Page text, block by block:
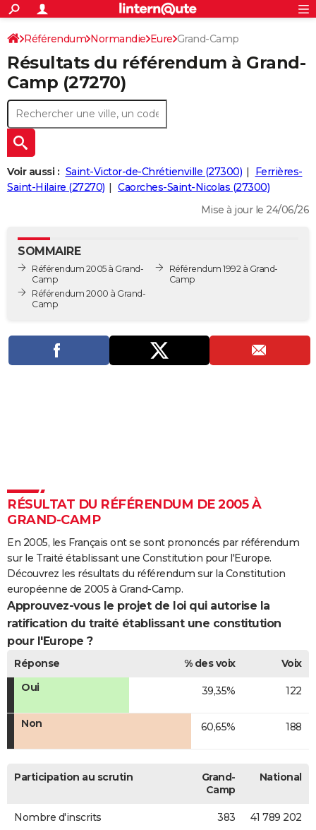
ACTUALITÉS
Politique
Société
Faits Divers
Education
Monde
Villes
+
SPORT
Coupe du monde 2026
Football
Tennis
Cyclisme
Rugby
Forum
Programme TV
TNT
Streaming
Cinéma
Sorties cinéma
Musique
+
FINANCE
Retraite
Impôts
Epargne
Immobilier
Risques naturels par ville
Banque
Assurance
Crédit
AUTO
Essais
Réserver un essai
Citadines
Berlines
SUV
Forum auto
+
HIGH-TECH
Mobiles
Meilleur smartphone
Internet
Ordinateurs
Jeux vidéo
Guide high-tech
+
BRICOLAGE
Guides de France
Escapades
Patrimoine
Expositions
Musées
Week-end nature
LIFESTYLE
Art de vivre
Bien-être
Loisirs
ModeModes de vie
SANTE
Alimentation
Guide de la santé
Maladies
Médicaments
Sommeil
VOYAGE
PHOTO
GUIDES D'ACHAT
COPAINS D'AVANT
FORUM
Bricolage
Lifestyle
Culture
Sport
Auto
Television
Voyage
Cinema
S'inscrire
Connexion
Référendum Normandie Eure Grand-Camp
Résultats du référendum à Grand-
Camp (27270)
Voir aussi : Saint-Victor-de-Chrétienville (27300)
Ferrières-
Saint-Hilaire (27270)
Caorches-Saint-Nicolas (27300)
Mise à jour le 24/06/26
SOMMAIRE
Référendum 2005 à Grand-
Camp
Référendum 2000 à Grand-
Camp
Référendum 1992 à Grand-
Camp
RÉSULTAT DU RÉFÉRENDUM DE 2005 À
GRAND-CAMP
En 2005, les Français ont se sont prononcés par référendum
sur le Traité établissant une Constitution pour l'Europe.
Découvrez les résultats du référendum sur la Constitution
européenne de 2005 à Grand-Camp.
Approuvez-vous le projet de loi qui autorise la
ratification du traité établissant une constitution
pour l'Europe ?
Réponse % des voix
Voix
Oui
39,35% 122
Non 60,65% 188
Participation au scrutin
Grand-
Camp
National
Nombre d'inscrits 383 41 789 202